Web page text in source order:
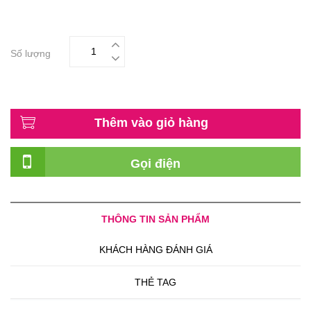
Số lượng
Thêm vào giỏ hàng
Gọi điện
THÔNG TIN SẢN PHẨM
KHÁCH HÀNG ĐÁNH GIÁ
THẺ TAG